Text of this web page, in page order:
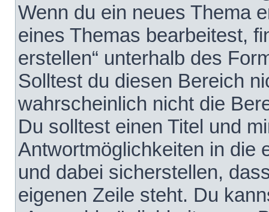
Wenn du ein neues Thema
eines Themas bearbeitest,
erstellen“ unterhalb des
Solltest du diesen Bereich
wahrscheinlich nicht die
Du solltest einen Titel und
Antwortmöglichkeiten in die
und dabei sicherstellen,
eigenen Zeile steht. Du